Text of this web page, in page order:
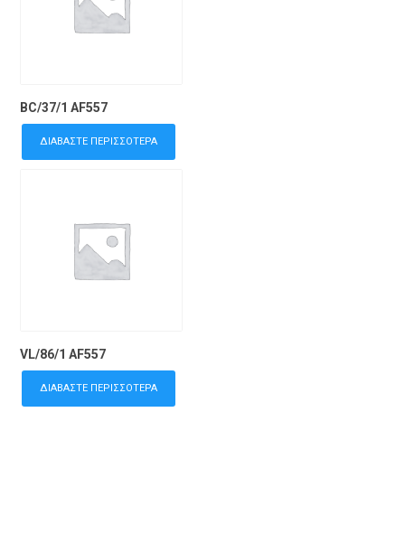
BC/37/1 AF557
ΔΙΑΒΆΣΤΕ ΠΕΡΙΣΣΌΤΕΡΑ
VL/86/1 AF557
ΔΙΑΒΆΣΤΕ ΠΕΡΙΣΣΌΤΕΡΑ